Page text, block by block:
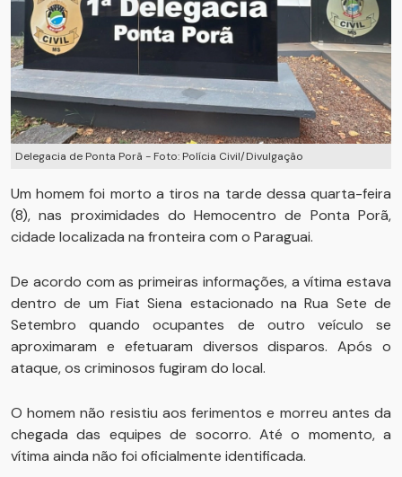
Delegacia de Ponta Porã - Foto: Polícia Civil/Divulgação
Um homem foi morto a tiros na tarde dessa quarta-feira
(8), nas proximidades do Hemocentro de Ponta Porã,
cidade localizada na fronteira com o Paraguai.
De acordo com as primeiras informações, a vítima estava
dentro de um Fiat Siena estacionado na Rua Sete de
Setembro quando ocupantes de outro veículo se
aproximaram e efetuaram diversos disparos. Após o
ataque, os criminosos fugiram do local.
O homem não resistiu aos ferimentos e morreu antes da
chegada das equipes de socorro. Até o momento, a
vítima ainda não foi oficialmente identificada.